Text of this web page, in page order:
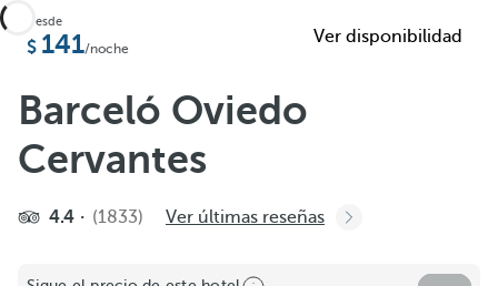
Desde
141/noche
Ver disponibilidad
Barceló Oviedo
Cervantes
4.4 (1833) Ver últimas reseñas